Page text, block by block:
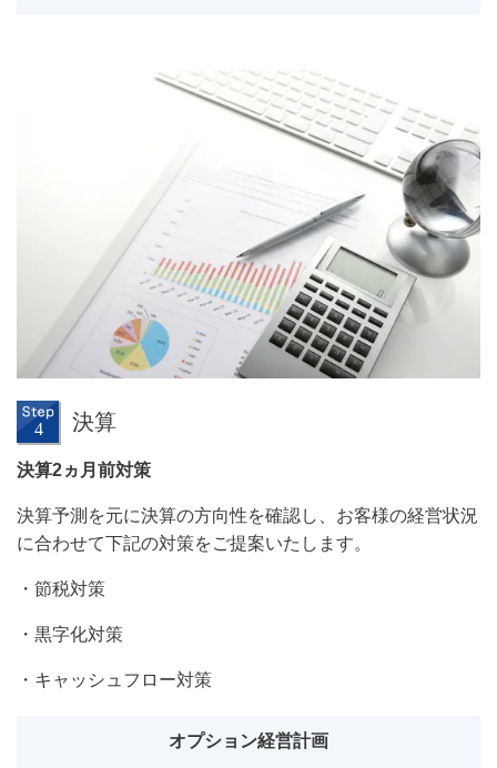
決算
決算2ヵ月前対策
決算予測を元に決算の方向性を確認し、お客様の経営状況
に合わせて下記の対策をご提案いたします。
・節税対策
・黒字化対策
・キャッシュフロー対策
オプション経営計画